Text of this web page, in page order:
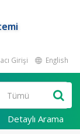
Girişi English
Detaylı Arama